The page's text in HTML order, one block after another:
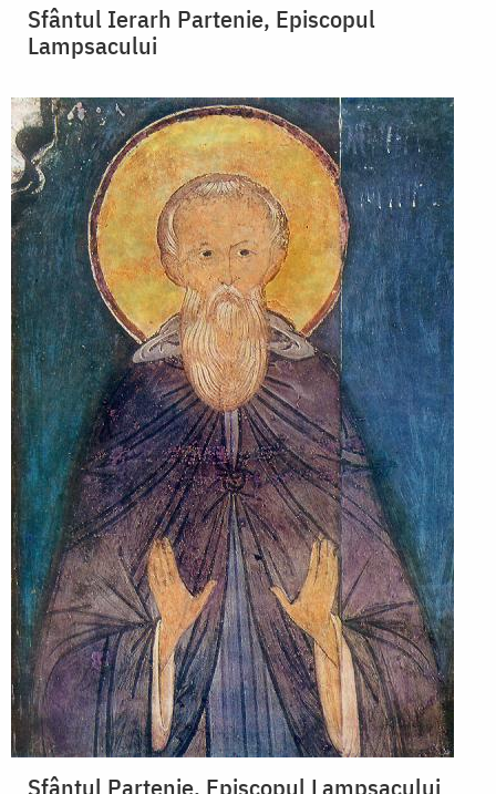
Sfântul Ierarh Partenie, Episcopul
Lampsacului
Sfântul Partenie, Episcopul Lampsacului